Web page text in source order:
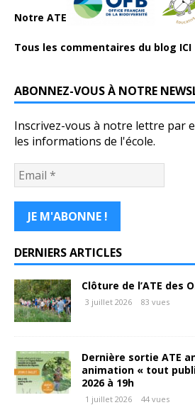
Notre ATE
Tous les commentaires du blog ICI
ABONNEZ-VOUS À NOTRE
Inscrivez-vous à notre lettre par
les informations de l'école.
DERNIERS ARTICLES
Clôture de l’ATE des
3 juillet 2026 83 vues
Dernière sortie ATE
animation « tout
2026 à 19h
1 juillet 2026 44 vues